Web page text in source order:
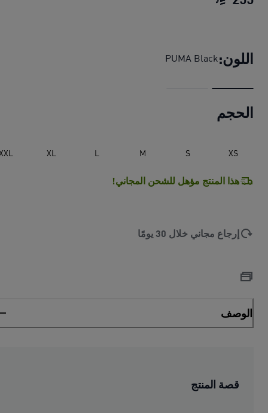
اللون:PUMA Black
الحجم
XS
S
M
L
XL
هذا المنتج مؤهل للشحن المجاني!
إرجاع مجاني خلال 30 يومًا
الوصف
قصة المنتج